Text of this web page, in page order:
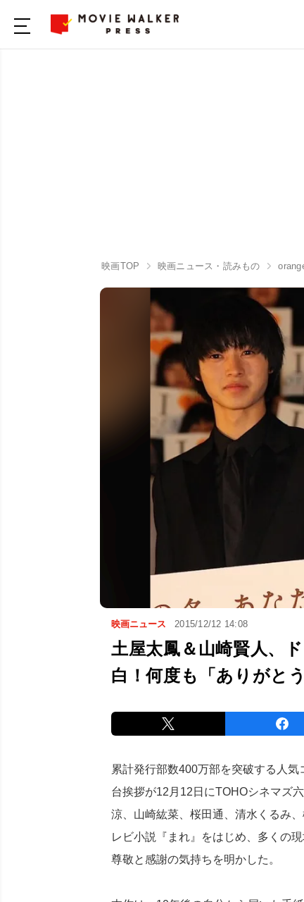
映画TOP 映画ニュース・読みもの
映画ニュース 2015/12/12 14:08
土屋太鳳＆山崎賢人、
白！何度も「ありがとう
累計発行部数400万部を突破する人気
台挨拶が12月12日にTOHOシネマズ
涼、山崎紘菜、桜田通、清水くるみ
レビ小説『まれ』をはじめ、多くの
尊敬と感謝の気持ちを明かした。